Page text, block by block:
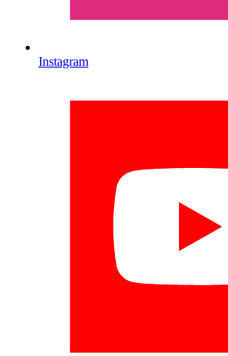
Instagram